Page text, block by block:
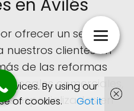
en Avilés
ofrecer un servicio
clientes en
de las reformas
locales comerciales,
especializados en
By using our
of cookies.
Got it